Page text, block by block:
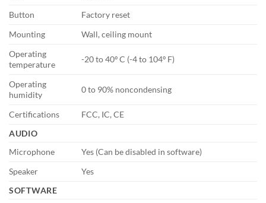
Button
Factory reset
Mounting
Wall, ceiling mount
Operating
temperature
-20 to 40º C (-4 to 104º F)
Operating
humidity
0 to 90% noncondensing
Certifications
FCC, IC, CE
AUDIO
Microphone
Yes (Can be disabled in software)
Speaker
Yes
SOFTWARE